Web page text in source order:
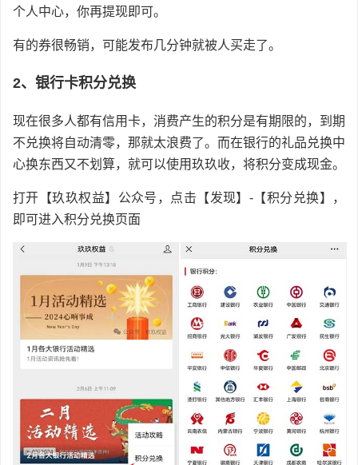
个人中心，你再提现即可。
有的券很畅销，可能发布几分钟就被人买走了。
2、银行卡积分兑换
现在很多人都有信用卡，消费产生的积分是有期限的，到期
不兑换将自动清零，那就太浪费了。而在银行的礼品兑换中
心换东西又不划算，就可以使用玖玖收，将积分变成现金。
打开【玖玖权益】公众号，点击【发现】-【积分兑换】，
即可进入积分兑换页面